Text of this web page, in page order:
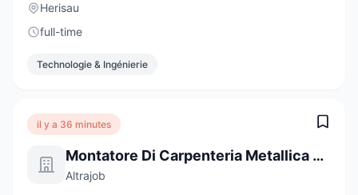
Herisau
full-time
Technologie & Ingénierie
il y a 36 minutes
Montatore Di Carpenteria Metallica E Tecnico In Formazione
Altrajob